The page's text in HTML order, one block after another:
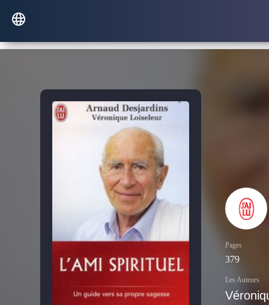
Pages
379
Les Auteurs